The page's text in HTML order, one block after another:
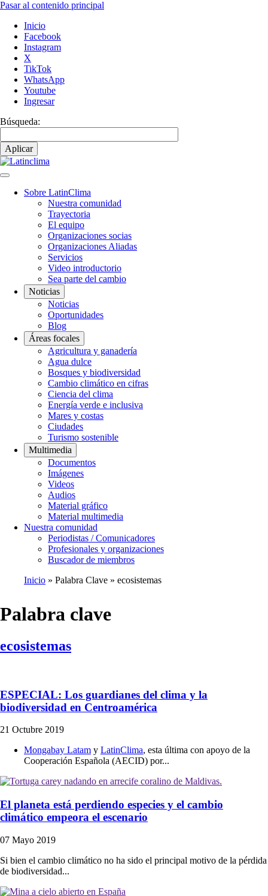
Pasar al contenido principal
Inicio
Facebook
Instagram
X
TikTok
WhatsApp
Youtube
Ingresar
Búsqueda:
Navegación
Sobre LatinClima
Nuestra comunidad
Trayectoria
El equipo
Organizaciones socias
Organizaciones Aliadas
Servicios
Video introductorio
Sea parte del cambio
Noticias
Noticias
Oportunidades
Blog
Áreas focales
Agricultura y ganadería
Agua dulce
Bosques y biodiversidad
Cambio climático en cifras
Ciencia del clima
Energía verde e inclusiva
Mares y costas
Ciudades
Turismo sostenible
Multimedia
Documentos
Imágenes
Videos
Audios
Material gráfico
Material multimedia
Nuestra comunidad
Periodistas / Comunicadores
Profesionales y organizaciones
Buscador de miembros
de
Inicio Palabra Clave ecosistemas
Palabra clave
ecosistemas
ESPECIAL: Los guardianes del clima y la
biodiversidad en Centroamérica
21 Octubre 2019
Mongabay Latam y LatinClima, esta última con apoyo de la
Cooperación Española (AECID) por...
El planeta está perdiendo especies y el cambio
climático empeora el escenario
07 Mayo 2019
Si bien el cambio climático no ha sido el principal motivo de la pérdida
de biodiversidad...